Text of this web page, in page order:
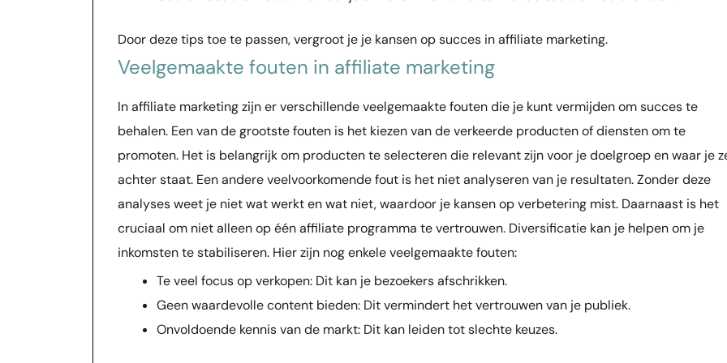
Door deze tips toe te passen, vergroot je je kansen op succes in affiliate marketing.
Veelgemaakte fouten in affiliate marketing
In affiliate marketing zijn er verschillende veelgemaakte fouten die je kunt vermijden om succes te
behalen. Een van de grootste fouten is het kiezen van de verkeerde producten of diensten om te
promoten. Het is belangrijk om producten te selecteren die relevant zijn voor je doelgroep en waar je
achter staat. Een andere veelvoorkomende fout is het niet analyseren van je resultaten. Zonder deze
analyses weet je niet wat werkt en wat niet, waardoor je kansen op verbetering mist. Daarnaast is het
cruciaal om niet alleen op één affiliate programma te vertrouwen. Diversificatie kan je helpen om je
inkomsten te stabiliseren. Hier zijn nog enkele veelgemaakte fouten:
Te veel focus op verkopen: Dit kan je bezoekers afschrikken.
Geen waardevolle content bieden: Dit vermindert het vertrouwen van je publiek.
Onvoldoende kennis van de markt: Dit kan leiden tot slechte keuzes.